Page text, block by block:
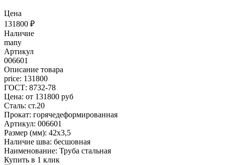
Цена
131800 ₽
Наличие
many
Артикул
006601
Описание товара
price: 131800
ГОСТ: 8732-78
Цена: от 131800 руб
Сталь: ст.20
Прокат: горячедеформированная
Артикул: 006601
Размер (мм): 42x3,5
Наличие шва: бесшовная
Наименование: Труба стальная
Купить в 1 клик